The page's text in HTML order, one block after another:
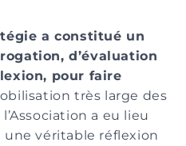
a constitué un
d’évaluation
pour faire
très large des
a eu lieu
une véritable réflexion